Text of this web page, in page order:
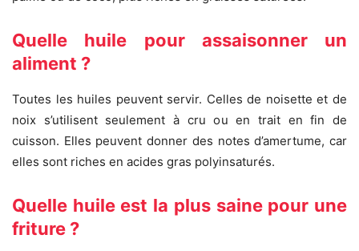
Quelle huile pour assaisonner un
aliment ?
Toutes les huiles peuvent servir. Celles de noisette et de
noix s’utilisent seulement à cru ou en trait en fin de
cuisson. Elles peuvent donner des notes d’amertume, car
elles sont riches en acides gras polyinsaturés.
Quelle huile est la plus saine pour une
friture ?